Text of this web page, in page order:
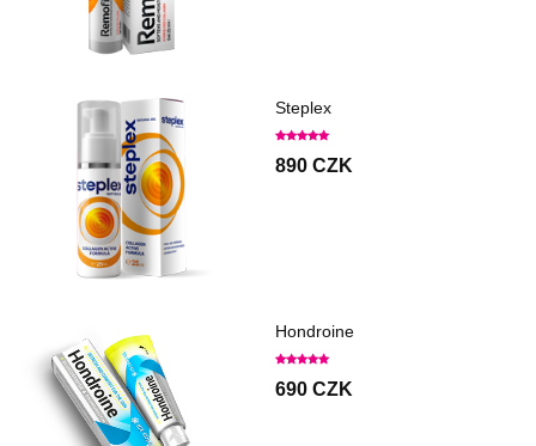
Steplex
890 CZK
Hondroine
690 CZK